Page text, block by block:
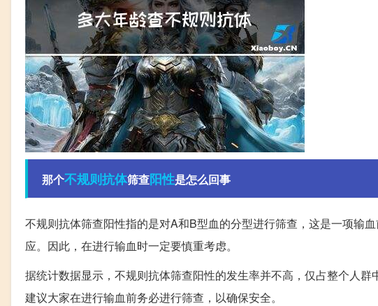
那个不规则抗体筛查阳性是怎么回事
不规则抗体筛查阳性指的是对A和B型血的分型进行筛查，这是一项输
应。因此，在进行输血时一定要慎重考虑。
据统计数据显示，不规则抗体筛查阳性的发生率并不高，仅占整个人
建议大家在进行输血前务必进行筛查，以确保安全。